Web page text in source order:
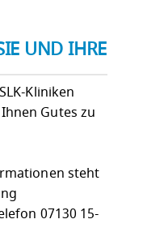
UND IHRE
Kliniken
Gutes zu
steht
07130 15-